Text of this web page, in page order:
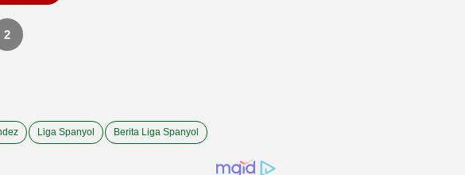
2
Liga Spanyol Berita Liga Spanyol